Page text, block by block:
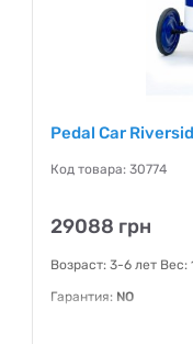
Pedal Car
Код товара: 30774
29088 грн
Возраст: 3-6 лет Вес:
Гарантия: NO